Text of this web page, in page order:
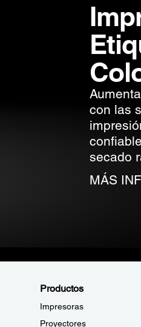
con las
secado
MÁS
Productos
Impresoras
Proyectores